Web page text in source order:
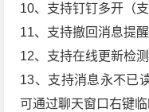
10、支持钉钉多开（
11、支持撤回消息提
12、支持在线更新检测
13、支持消息永不已
可通过聊天窗口右键